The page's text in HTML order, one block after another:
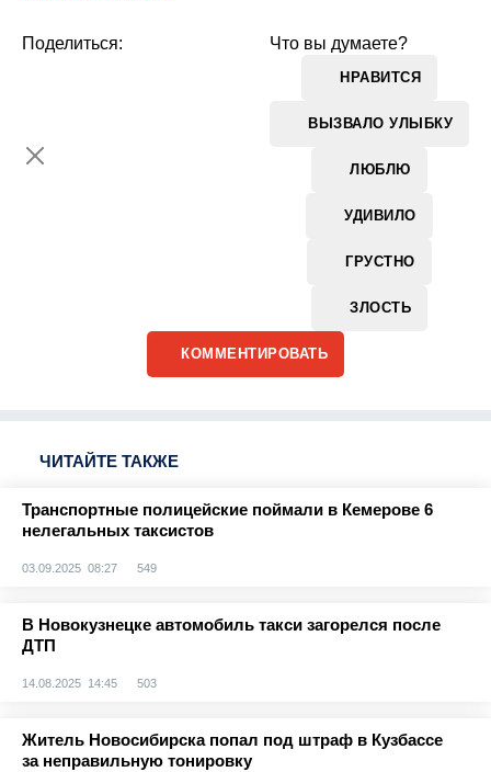
Что вы думаете?
НРАВИТСЯ
ВЫЗВАЛО УЛЫБКУ
ЛЮБЛЮ
УДИВИЛО
ГРУСТНО
ЗЛОСТЬ
Поделиться:
КОММЕНТИРОВАТЬ
ЧИТАЙТЕ ТАКЖЕ
Транспортные полицейские поймали в Кемерове 6
нелегальных таксистов
03.09.2025 08:27 549
В Новокузнецке автомобиль такси загорелся после
ДТП
14.08.2025 14:45 503
Житель Новосибирска попал под штраф в Кузбассе
за неправильную тонировку